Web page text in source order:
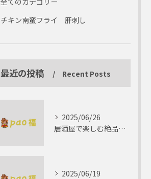
チキン南蛮フライ 肝刺し
最近の投稿 Recent Posts
2025/06/26
居酒屋で楽しむ絶品テリーヌの世界
2025/06/19